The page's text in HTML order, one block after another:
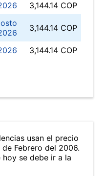
3,144.14 COP
3,144.14 COP
3,144.14 COP
usan el precio
Febrero del 2006.
se debe ir a la